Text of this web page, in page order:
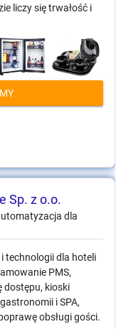
liczy się trwałość i
Sp. z o.o.
dla
technologii dla hoteli
PMS,
dostępu, kioski
i SPA,
obsługi gości.